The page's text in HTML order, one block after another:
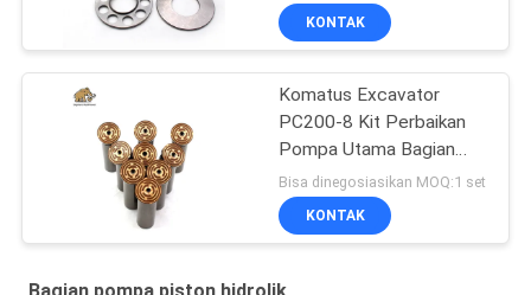
KONTAK
Komatus Excavator
PC200-8 Kit Perbaikan
Pompa Utama Bagian
Pompa Hidraulik Pompa
Piston Layanan
Perbaikan Pemeliharaan
Bisa dinegosiasikan MOQ:1 set
KONTAK
Bagian pompa piston hidrolik